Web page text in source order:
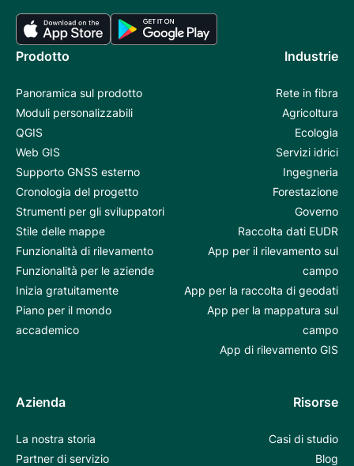
Prodotto
Panoramica sul prodotto
Moduli personalizzabili
QGIS
Web GIS
Supporto GNSS esterno
Cronologia del progetto
Strumenti per gli sviluppatori
Stile delle mappe
Funzionalità di rilevamento
Funzionalità per le aziende
Inizia gratuitamente
Piano per il mondo
accademico
Industrie
Rete in fibra
Agricoltura
Ecologia
Servizi idrici
Ingegneria
Forestazione
Governo
Raccolta dati EUDR
App per il rilevamento sul
campo
App per la raccolta di geodati
App per la mappatura sul
campo
App di rilevamento GIS
Azienda
La nostra storia
Partner di servizio
Risorse
Casi di studio
Blog